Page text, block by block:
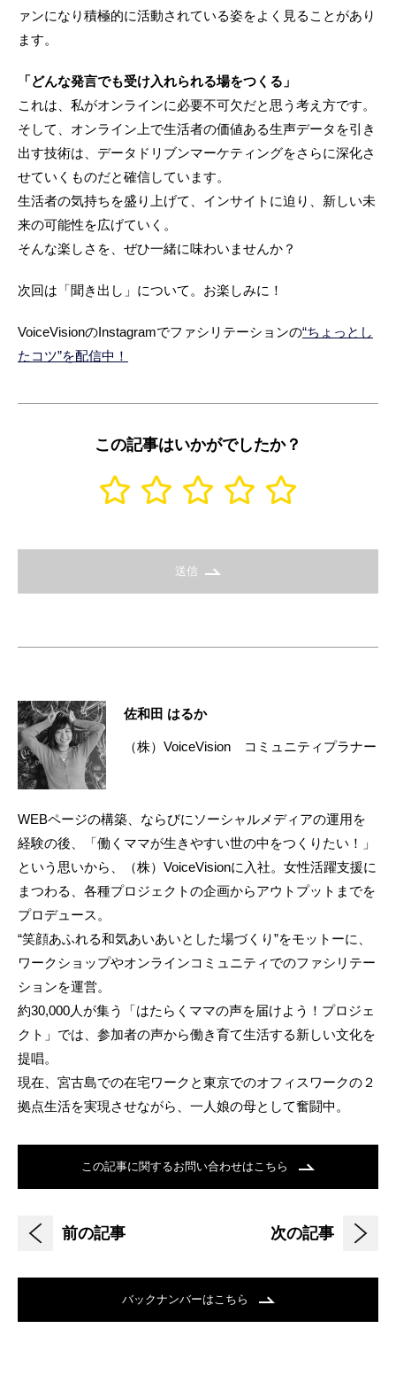
ァンになり積極的に活動されている姿をよく見ることがあり
ます。
「どんな発言でも受け入れられる場をつくる」
これは、私がオンラインに必要不可欠だと思う考え方です。
そして、オンライン上で生活者の価値ある生声データを引き
出す技術は、データドリブンマーケティングをさらに深化さ
せていくものだと確信しています。
生活者の気持ちを盛り上げて、インサイトに迫り、新しい未
来の可能性を広げていく。
そんな楽しさを、ぜひ一緒に味わいませんか？
次回は「聞き出し」について。お楽しみに！
VoiceVisionのInstagramでファシリテーションの“ちょっとし
たコツ”を配信中！
この記事はいかがでしたか？
送信
佐和田 はるか
（株）VoiceVision コミュニティプラナー
WEBページの構築、ならびにソーシャルメディアの運用を
経験の後、「働くママが生きやすい世の中をつくりたい！」
という思いから、（株）VoiceVisionに入社。女性活躍支援に
まつわる、各種プロジェクトの企画からアウトプットまでを
プロデュース。
“笑顔あふれる和気あいあいとした場づくり”をモットーに、
ワークショップやオンラインコミュニティでのファシリテー
ションを運営。
約30,000人が集う「はたらくママの声を届けよう！プロジェ
クト」では、参加者の声から働き育て生活する新しい文化を
提唱。
現在、宮古島での在宅ワークと東京でのオフィスワークの２
拠点生活を実現させながら、一人娘の母として奮闘中。
この記事に関するお問い合わせはこちら
前の記事 次の記事
バックナンバーはこちら